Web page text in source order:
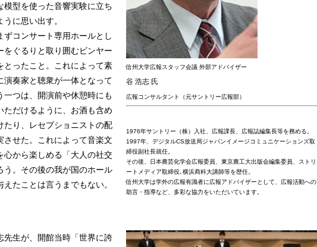
信州大学広報スタッフ会議 外部アドバイザー
谷 浩志 氏
広報コンサルタント（元サントリー広報部）
1976年サントリー（株）入社、広報課長、広報誌編集長等を務める。
1997年、デジタルCS放送局ジャパンイメージコミュニケーションズ取
締役副社長就任。
その後、日本農芸化学会広報委員、東京農工大出版会編集委員、ストリ
ートメディア取締役､横浜商科大講師等を歴任。
信州大学は学外の広報有識者に広報アドバイザーとして、広報活動への
助言・指導など、多彩な協力をいただいています。
模型を使った音響実験に立ち
に思い出す。
コンサート専用ホールとし
をぐるりと取り囲むビンヤー
とったこと。これによって素
演奏家と聴衆が一体となって
一つは、開演前や休憩時にも
ただけるように、お酒も含め
たり、レセプショニストの配
させた。これによって音楽文
心から楽しめる「大人の社交
う。その後の我が国のホール
たことは言うまでもない。
生が、開館当時「世界に誇